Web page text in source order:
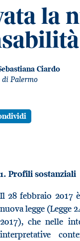
la
Ciardo
Palermo
1. Profili sostanziali
Il 28 febbraio 2017
nuova legge (Legge
2017), che nelle
interpretative